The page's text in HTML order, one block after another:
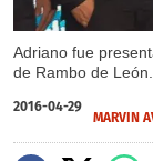
Adriano fue
de Rambo de
2016-04-29
MARVIN